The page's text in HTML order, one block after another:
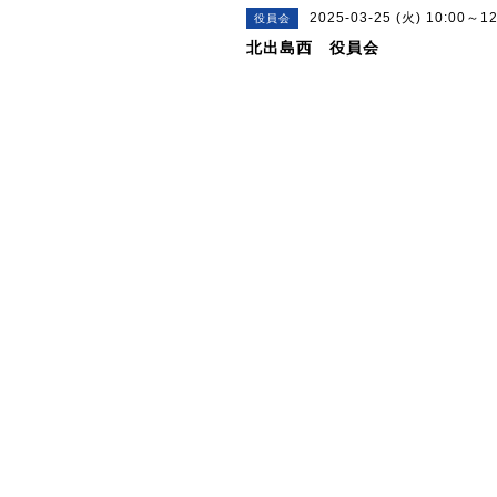
役員会 2025-03-25 (火) 10:00～
北出島西 役員会